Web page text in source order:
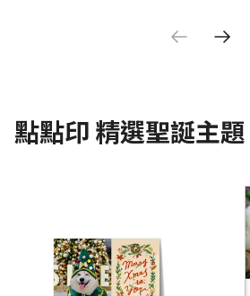
點點印 精選聖誕主題